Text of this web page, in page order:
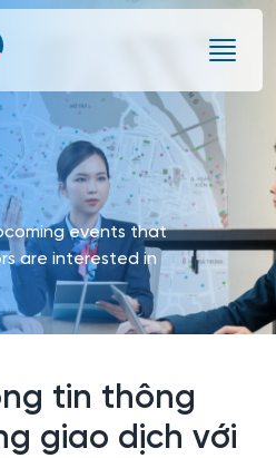
events that
are interested in
tin thông
giao dịch với